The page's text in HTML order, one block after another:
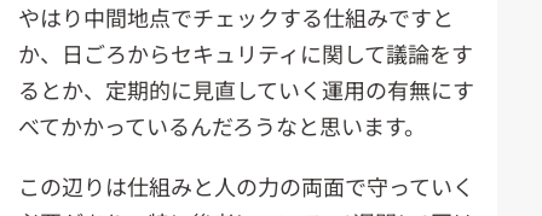
やはり中間地点でチェックする仕組みですと
か、日ごろからセキュリティに関して議論をす
るとか、定期的に見直していく運用の有無にす
べてかかっているんだろうなと思います。
この辺りは仕組みと人の力の両面で守っていく